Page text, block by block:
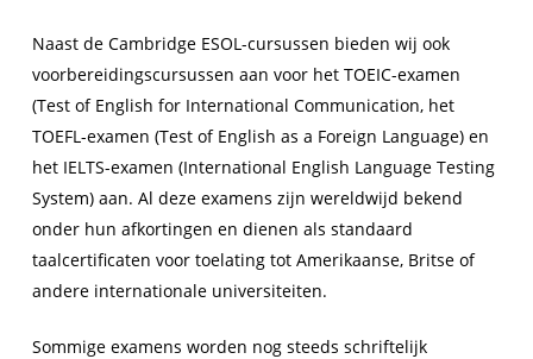
Naast de Cambridge ESOL-cursussen bieden wij ook
voorbereidingscursussen aan voor het TOEIC-examen
(Test of English for International Communication, het
TOEFL-examen (Test of English as a Foreign Language) en
het IELTS-examen (International English Language Testing
System) aan. Al deze examens zijn wereldwijd bekend
onder hun afkortingen en dienen als standaard
taalcertificaten voor toelating tot Amerikaanse, Britse of
andere internationale universiteiten.
Sommige examens worden nog steeds schriftelijk